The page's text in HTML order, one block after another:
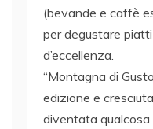
(bevande e caffè
per degustare
d’eccellenza.
“Montagna di
edizione e
diventata qualcosa